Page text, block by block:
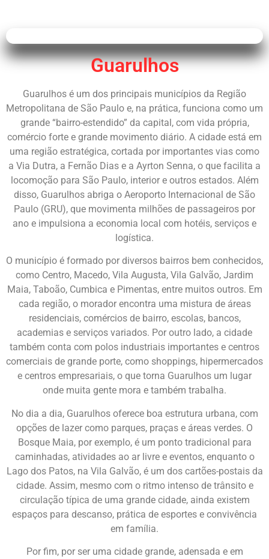
Guarulhos
Guarulhos é um dos principais municípios da Região
Metropolitana de São Paulo e, na prática, funciona como um
grande “bairro-estendido” da capital, com vida própria,
comércio forte e grande movimento diário. A cidade está em
uma região estratégica, cortada por importantes vias como
a Via Dutra, a Fernão Dias e a Ayrton Senna, o que facilita a
locomoção para São Paulo, interior e outros estados. Além
disso, Guarulhos abriga o Aeroporto Internacional de São
Paulo (GRU), que movimenta milhões de passageiros por
ano e impulsiona a economia local com hotéis, serviços e
logística.
O município é formado por diversos bairros bem conhecidos,
como Centro, Macedo, Vila Augusta, Vila Galvão, Jardim
Maia, Taboão, Cumbica e Pimentas, entre muitos outros. Em
cada região, o morador encontra uma mistura de áreas
residenciais, comércios de bairro, escolas, bancos,
academias e serviços variados. Por outro lado, a cidade
também conta com polos industriais importantes e centros
comerciais de grande porte, como shoppings, hipermercados
e centros empresariais, o que torna Guarulhos um lugar
onde muita gente mora e também trabalha.
No dia a dia, Guarulhos oferece boa estrutura urbana, com
opções de lazer como parques, praças e áreas verdes. O
Bosque Maia, por exemplo, é um ponto tradicional para
caminhadas, atividades ao ar livre e eventos, enquanto o
Lago dos Patos, na Vila Galvão, é um dos cartões-postais da
cidade. Assim, mesmo com o ritmo intenso de trânsito e
circulação típica de uma grande cidade, ainda existem
espaços para descanso, prática de esportes e convivência
em família.
Por fim, por ser uma cidade grande, adensada e em